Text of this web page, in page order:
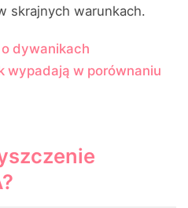
skrajnych warunkach.
dywanikach
wypadają w porównaniu